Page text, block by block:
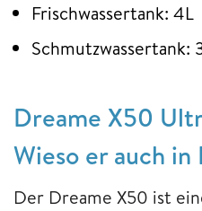
Frischwassertank: 4L
Schmutzwassertank:
Dreame X50
Wieso er auch
Der Dreame X50 ist